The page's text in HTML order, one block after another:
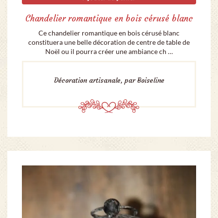
Chandelier romantique en bois cérusé blanc
Ce chandelier romantique en bois cérusé blanc
constituera une belle décoration de centre de table de
Noël ou il pourra créer une ambiance ch …
Décoration artisanale, par Boiseline